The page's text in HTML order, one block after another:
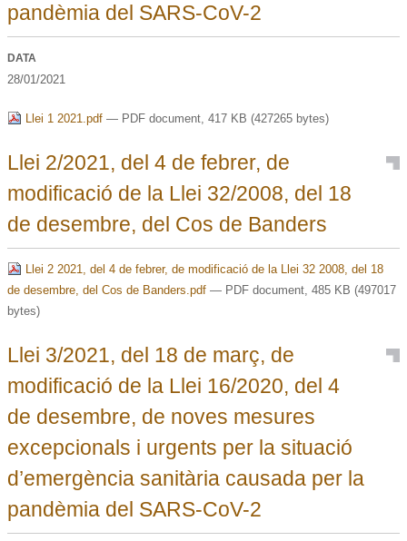
pandèmia del SARS-CoV-2
DATA
28/01/2021
Llei 1 2021.pdf— PDF document, 417 KB (427265 bytes)
Llei 2/2021, del 4 de febrer, de
modificació de la Llei 32/2008, del 18
de desembre, del Cos de Banders
Llei 2 2021, del 4 de febrer, de modificació de la Llei 32 2008, del 18
de desembre, del Cos de Banders.pdf— PDF document, 485 KB (497017
bytes)
Llei 3/2021, del 18 de març, de
modificació de la Llei 16/2020, del 4
de desembre, de noves mesures
excepcionals i urgents per la situació
d’emergència sanitària causada per la
pandèmia del SARS-CoV-2